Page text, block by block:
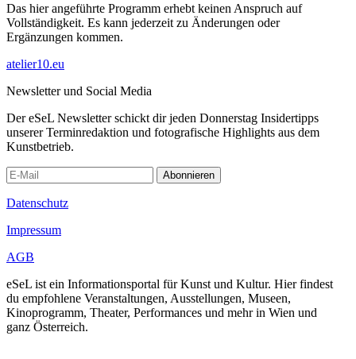
Das hier angeführte Programm erhebt keinen Anspruch auf
Vollständigkeit. Es kann jederzeit zu Änderungen oder
Ergänzungen kommen.
atelier10.eu
Newsletter und Social Media
Der eSeL Newsletter schickt dir jeden Donnerstag Insidertipps
unserer Terminredaktion und fotografische Highlights aus dem
Kunstbetrieb.
Abonnieren
Datenschutz
Impressum
AGB
eSeL ist ein Informationsportal für Kunst und Kultur. Hier findest
du empfohlene Veranstaltungen, Ausstellungen, Museen,
Kinoprogramm, Theater, Performances und mehr in Wien und
ganz Österreich.